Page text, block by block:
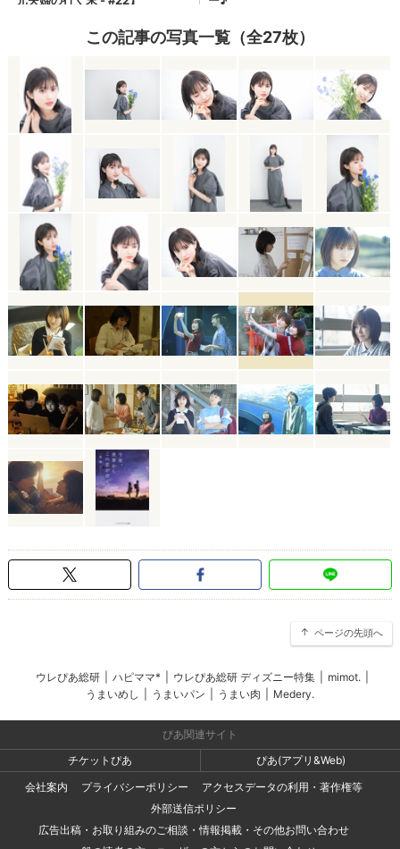
この記事の写真一覧（全27枚）
ページの先頭へ
ウレぴあ総研 ハピママ* ウレぴあ総研 ディズニー特集 mimot.
うまいめし
うまいパン うまい肉 Medery.
ぴあ関連サイト
チケットぴあ
ぴあ(アプリ&Web)
会社案内
プライバシーポリシー
アクセスデータの利用・著作権等
外部送信ポリシー
広告出稿・お取り組みのご相談・情報掲載・その他お問い合わせ